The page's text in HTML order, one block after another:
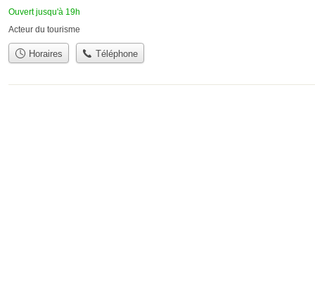
Ouvert jusqu'à 19h
Acteur du tourisme
Horaires Téléphone